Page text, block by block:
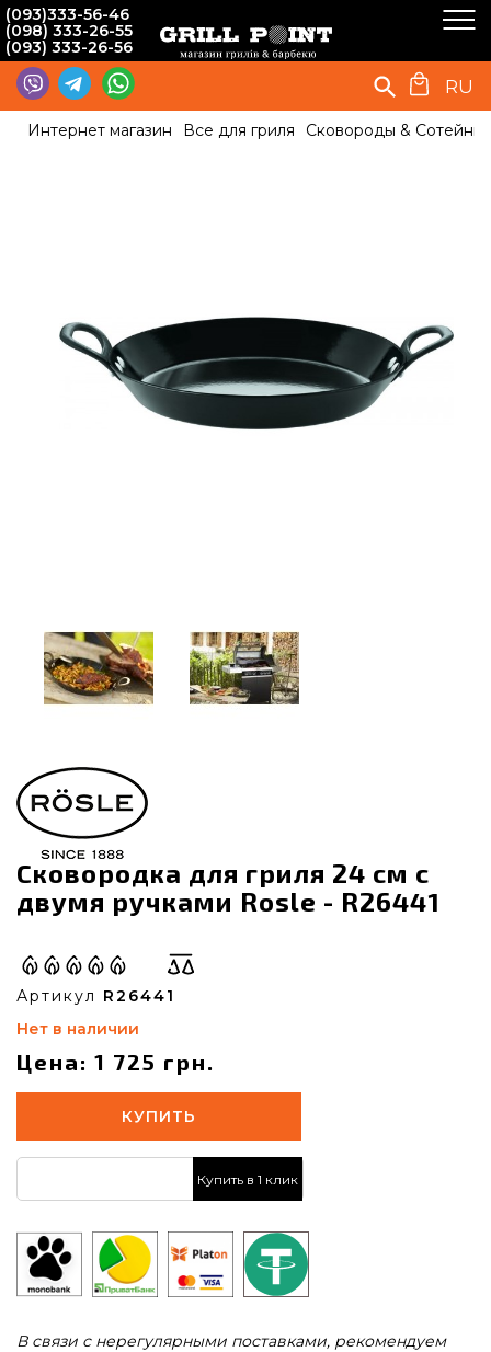
(093)333-56-46
(098) 333-26-55
(093) 333-26-56
RU
Интернет магазин Все для гриля Сковороды &
Сковородка для гриля 24 см с
двумя ручками Rosle - R26441
Артикул R26441
Нет в наличии
Цена: 1 725 грн.
КУПИТЬ
Купить в 1 клик
В связи с нерегулярными поставками, рекомендуем